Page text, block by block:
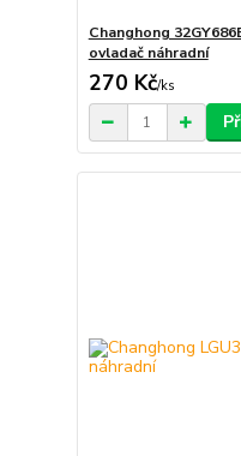
Changhong
ovladač náhradní
270 Kč/ks